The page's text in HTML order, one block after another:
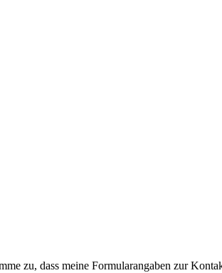
zu, dass meine Formularangaben zur